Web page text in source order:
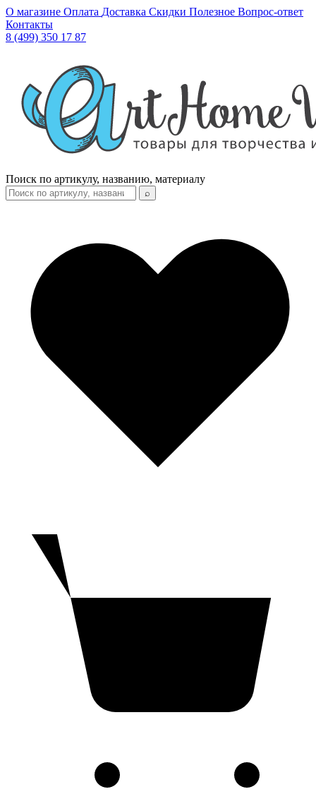
О магазине Оплата Доставка Скидки Полезное Вопрос-ответ
Контакты
8 (499) 350 17 87
Поиск по артикулу, названию, материалу
⌕